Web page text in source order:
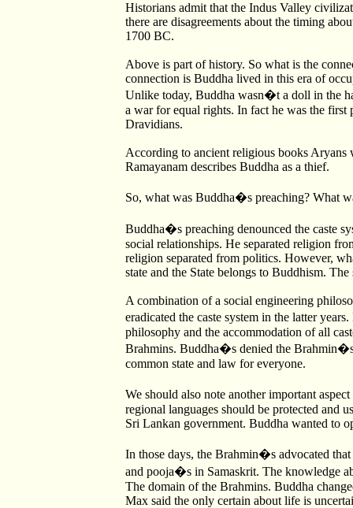
Historians admit that the Indus Valley
there are disagreements about the timing
1700 BC.
Above is part of history. So what is the
connection is Buddha lived in this era of
Unlike today, Buddha wasn�t a doll in the
a war for equal rights. In fact he was the first
Dravidians.
According to ancient religious books
Ramayanam describes Buddha as a thief.
So, what was Buddha�s preaching? What
Buddha�s preaching denounced the caste
social relationships. He separated religion
religion separated from politics. However,
state and the State belongs to Buddhism.
A combination of a social engineering
eradicated the caste system in the latter
philosophy and the accommodation of all
Brahmins. Buddha�s denied the
common state and law for everyone.
We should also note another important
regional languages should be protected and
Sri Lankan government. Buddha wanted to
In those days, the Brahmin�s advocated
and pooja�s in Samaskrit. The knowledge
The domain of the Brahmins. Buddha
Max said the only certain about life is